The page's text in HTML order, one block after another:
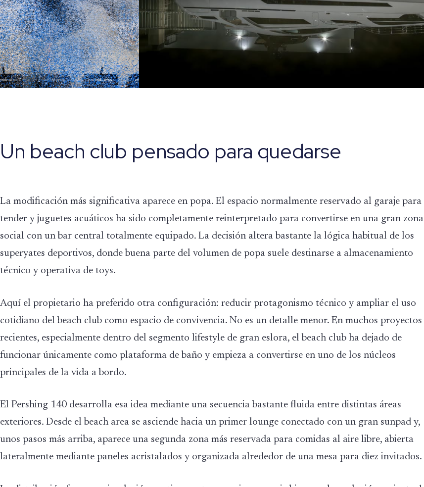
Un beach club pensado para quedarse
La modificación más significativa aparece en popa. El espacio normalmente reservado al garaje para
tender y juguetes acuáticos ha sido completamente reinterpretado para convertirse en una gran zona
social con un bar central totalmente equipado. La decisión altera bastante la lógica habitual de los
superyates deportivos, donde buena parte del volumen de popa suele destinarse a almacenamiento
técnico y operativa de toys.
Aquí el propietario ha preferido otra configuración: reducir protagonismo técnico y ampliar el uso
cotidiano del beach club como espacio de convivencia. No es un detalle menor. En muchos proyectos
recientes, especialmente dentro del segmento lifestyle de gran eslora, el beach club ha dejado de
funcionar únicamente como plataforma de baño y empieza a convertirse en uno de los núcleos
principales de la vida a bordo.
El Pershing 140 desarrolla esa idea mediante una secuencia bastante fluida entre distintas áreas
exteriores. Desde el beach area se asciende hacia un primer lounge conectado con un gran sunpad y,
unos pasos más arriba, aparece una segunda zona más reservada para comidas al aire libre, abierta
lateralmente mediante paneles acristalados y organizada alrededor de una mesa para diez invitados.